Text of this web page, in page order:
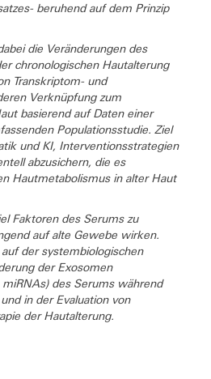
beruhend auf dem Prinzip
die Veränderungen des
chronologischen Hautalterung
Transkriptom- und
Verknüpfung zum
basierend auf Daten einer
Populationsstudie. Ziel
und KI, Interventionsstrategien
abzusichern, die es
Hautmetabolismus in alter Haut
Faktoren des Serums zu
auf alte Gewebe wirken.
der systembiologischen
der Exosomen
des Serums während
in der Evaluation von
der Hautalterung.